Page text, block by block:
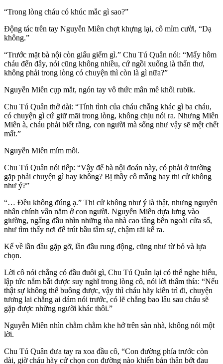
“Trong lòng cháu có khúc mắc gì sao?”
Động tác trên tay Nguyễn Miên chợt khựng lại, cô mỉm cười, “Dạ
không.”
“Trước mặt bà nội còn giấu giếm gì.” Chu Tú Quân nói: “Mấy hôm
cháu đến đây, nói cũng không nhiều, cứ ngồi xuống là thẩn thơ,
không phải trong lòng có chuyện thì còn là gì nữa?”
Nguyễn Miên cụp mắt, ngón tay vô thức mân mê khối rubik.
Chu Tú Quân thở dài: “Tính tình của cháu chẳng khác gì ba cháu,
có chuyện gì cứ giữ mãi trong lòng, không chịu nói ra. Nhưng Miên
Miên à, cháu phải biết rằng, con người mà sống như vậy sẽ mệt chết
mất.”
Nguyễn Miên mím môi.
Chu Tú Quân nói tiếp: “Vậy để bà nội đoán này, có phải ở trường
gặp phải chuyện gì hay không? Bị thầy cô mắng hay thi cử không
như ý?”
“… Đều không đúng ạ.” Thi cử không như ý là thật, nhưng nguyên
nhân chính vẫn nằm ở con người. Nguyễn Miên dựa lưng vào
giường, ngẩng đầu nhìn những tòa nhà cao tầng bên ngoài cửa sổ,
như tìm thấy nơi để trút bầu tâm sự, chậm rãi kể ra.
Kể về lần đầu gặp gỡ, lần đầu rung động, cũng như từ bỏ và lựa
chọn.
Lời cô nói chẳng có đầu đuôi gì, Chu Tú Quân lại có thể nghe hiểu,
lập tức nắm bắt được suy nghĩ trong lòng cô, nói lời thấm thía: “Nếu
thật sự không thể buông được, vậy thì cháu hãy kiên trì đi, chuyện
tương lai chẳng ai dám nói trước, có lẽ chẳng bao lâu sau cháu sẽ
gặp được những người khác thôi.”
Nguyễn Miên nhìn chằm chằm khe hở trên sàn nhà, không nói một
lời.
Chu Tú Quân đưa tay ra xoa đầu cô, “Con đường phía trước còn
dài, giờ cháu hãy cứ chọn con đường nào khiến bản thân bớt đau